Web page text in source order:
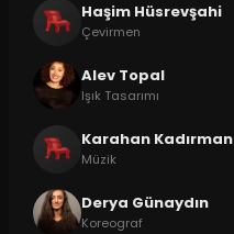
Haşim Hüsrevşahi
Çevirmen
Alev Topal
Işık Tasarımı
Karahan Kadırman
Müzik
Derya Günaydın
Koreograf